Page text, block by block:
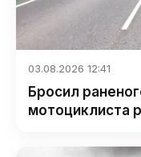
03.08.2026 12:41
Бросил
мотоциклиста